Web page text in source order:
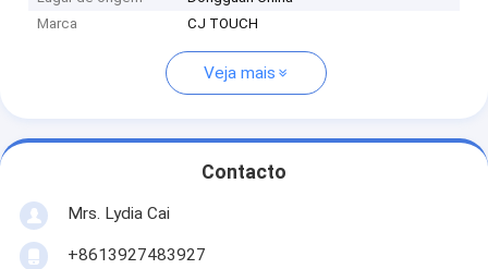
Marca
CJ TOUCH
Veja mais
Contacto
Mrs. Lydia Cai
+8613927483927